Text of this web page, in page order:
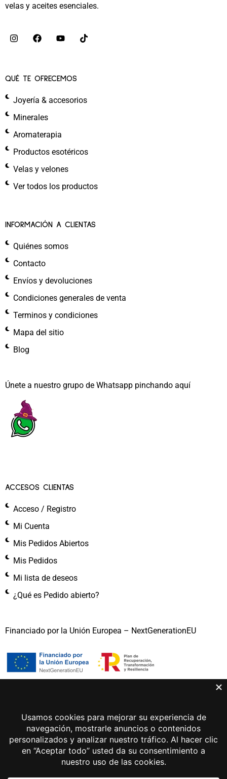
velas y aceites esenciales.
QUÉ TE OFRECEMOS
Joyería & accesorios
Minerales
Aromaterapia
Productos esotéricos
Velas y velones
Ver todos los productos
INFORMACIÓN A CLIENTAS
Quiénes somos
Contacto
Envíos y devoluciones
Condiciones generales de venta
Terminos y condiciones
Mapa del sitio
Blog
Únete a nuestro grupo de Whatsapp pinchando aquí​
ACCESOS CLIENTAS
Acceso / Registro
Mi Cuenta
Mis Pedidos Abiertos
Mis Pedidos
Mi lista de deseos
¿Qué es Pedido abierto?
Financiado por la Unión Europea – NextGenerationEU
Aviso legal
Política de privacidad